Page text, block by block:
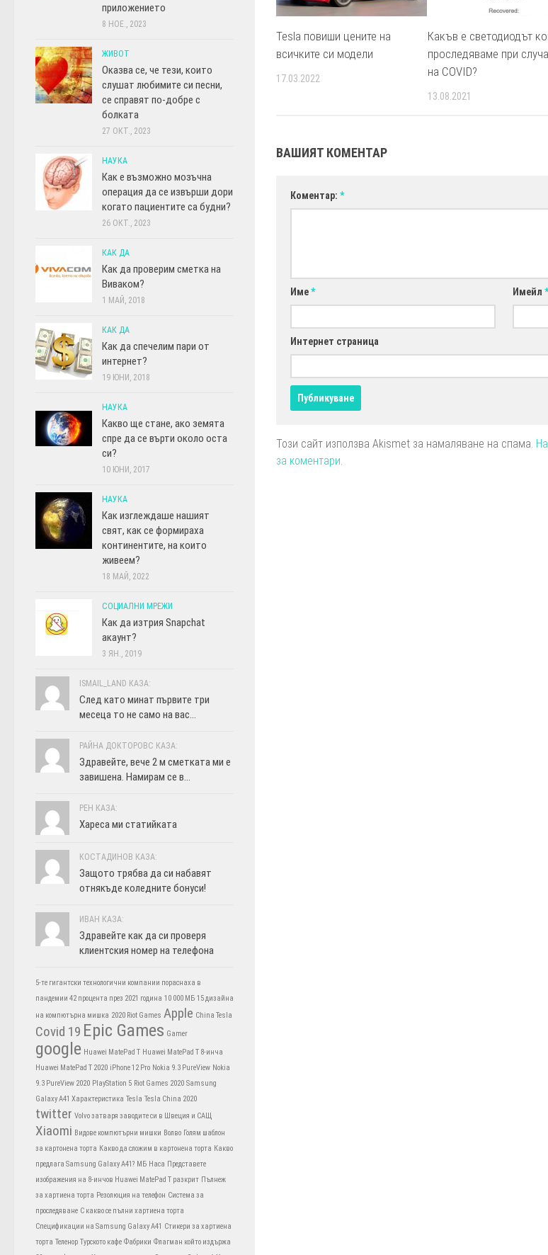
Tesla повиши цените на
всичките си модели
17.03.2022
Какъв е светодиодът
проследяваме при
на COVID?
13.08.2021
ВАШИЯТ КОМЕНТАР
Коментар: *
Име* Имейл
Интернет страница
Този сайт използва Akismet за намаляване на спама.
за коментари
приложението
8 НОЕ., 2023
ЖИВОТ
Оказва се, че тези, които
слушат любимите си песни,
се справят по-добре с
болката
27 ОКТ., 2023
НАУКА
Как е възможно мозъчна
операция да се извърши дори
когато пациентите са будни?
26 ОКТ., 2023
КАК ДА
Как да проверим сметка на
Виваком?
1 МАЙ, 2018
КАК ДА
Как да спечелим пари от
интернет?
19 ЮНИ, 2018
НАУКА
Какво ще стане, ако земята
спре да се върти около оста
си?
10 ЮНИ, 2017
НАУКА
Как изглеждаше нашият
свят, как се формираха
континентите, на които
живеем?
18 МАЙ, 2022
СОЦИАЛНИ МРЕЖИ
Как да изтрия Snapchat
акаунт?
3 ЯН., 2019
ISMAIL_LAND КАЗА:
След като минат първите три
месеца то не само на вас...
РАЙНА ДОКТОРОВС КАЗА:
Здравейте, вече 2 м сметката ми е
завишена. Намирам се в...
РЕН КАЗА:
Хареса ми статийката
КОСТАДИНОВ КАЗА:
Защото трябва да си набавят
отнякъде коледните бонуси!
ИВАН КАЗА:
Здравейте как да си проверя
клиентския номер на телефона
5-те гигантски технологични компании пораснаха в
пандемии 42 процента през 2021 година 10 000 МБ 15 дизайна
на компютърна мишка 2020 Riot Games Apple China Tesla
Covid 19 Epic Games Gamer
google Huawei MatePad T Huawei MatePad T 8-инча
Huawei MatePad T 2020 iPhone 12 Pro Nokia 9.3 PureView Nokia
9.3 PureView 2020 PlayStation 5 Riot Games 2020 Samsung
Galaxy A41 Характеристика Tesla Tesla China 2020
twitter Volvo затваря заводите си в Швеция и САЩ
Xiaomi Видове компютърни мишки Волво Голям шаблон
за картонена торта Какво да сложим в картонена торта Какво
предлага Samsung Galaxy A41? МБ Наса Представете
изображения на 8-инчов Huawei MatePad T разкрит Пълнеж
за хартиена торта Резолюция на телефон Система за
проследяване С какво се пълни хартиена торта
Спецификации на Samsung Galaxy A41 Стикери за хартиена
торта Теленор Турското кафе Фабрики Флагман който издържа